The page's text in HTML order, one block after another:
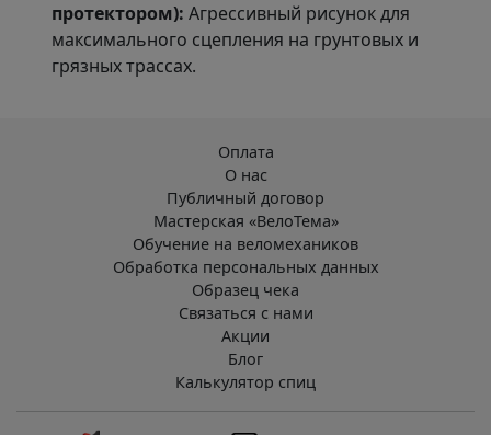
протектором): Агрессивный рисунок для
максимального сцепления на грунтовых и
грязных трассах.
Оплата
О нас
Публичный договор
Мастерская «ВелоТема»
Обучение на веломехаников
Обработка персональных данных
Образец чека
Связаться с нами
Акции
Блог
Калькулятор спиц